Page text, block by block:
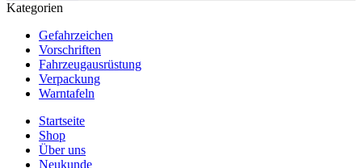
Kategorien
Gefahrzeichen
Vorschriften
Fahrzeugausrüstung
Verpackung
Warntafeln
Startseite
Shop
Über uns
Neukunde